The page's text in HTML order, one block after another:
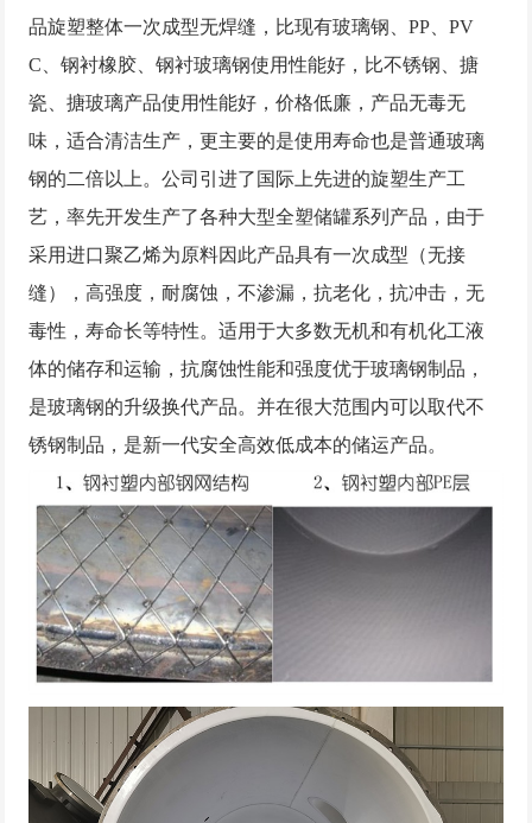
品旋塑整体一次成型无焊缝，比现有玻璃钢、PP、PV
C、钢衬橡胶、钢衬玻璃钢使用性能好，比不锈钢、搪
瓷、搪玻璃产品使用性能好，价格低廉，产品无毒无
味，适合清洁生产，更主要的是使用寿命也是普通玻璃
钢的二倍以上。公司引进了国际上先进的旋塑生产工
艺，率先开发生产了各种大型全塑储罐系列产品，由于
采用进口聚乙烯为原料因此产品具有一次成型（无接
缝），高强度，耐腐蚀，不渗漏，抗老化，抗冲击，无
毒性，寿命长等特性。适用于大多数无机和有机化工液
体的储存和运输，抗腐蚀性能和强度优于玻璃钢制品，
是玻璃钢的升级换代产品。并在很大范围内可以取代不
锈钢制品，是新一代安全高效低成本的储运产品。